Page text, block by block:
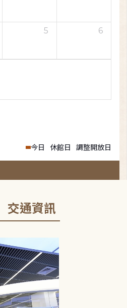
5 6
今日 休館日 調整開放日
交通資訊